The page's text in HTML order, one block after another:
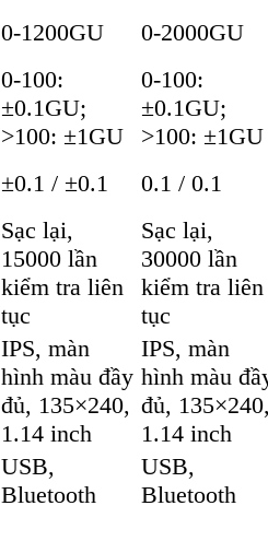
0-1200GU 0-2000GU
0-100:
±0.1GU;
>100: ±1GU
0-100:
±0.1GU;
>100: ±1GU
±0.1 / ±0.1 0.1 / 0.1
Sạc lại,
15000 lần
kiểm tra liên
tục
Sạc lại,
30000 lần
kiểm tra liên
tục
IPS, màn
hình màu đầy
đủ, 135×240,
1.14 inch
IPS, màn
hình màu
đủ,
1.14 inch
USB,
Bluetooth
USB,
Bluetooth